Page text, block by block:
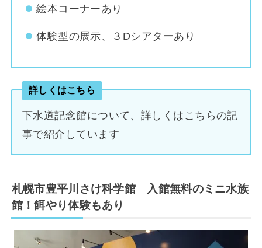
絵本コーナーあり
体験型の展示、３Dシアターあり
詳しくはこちら
下水道記念館について、詳しくはこちらの記
事で紹介しています
札幌市豊平川さけ科学館 入館無料のミニ水族
館！餌やり体験もあり